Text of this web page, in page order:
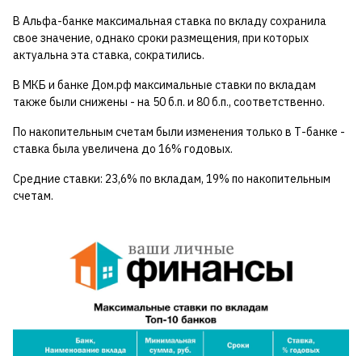
В Альфа-банке максимальная ставка по вкладу сохранила
свое значение, однако сроки размещения, при которых
актуальна эта ставка, сократились.
В МКБ и банке Дом.pф максимальные ставки по вкладам
также были снижены - на 50 б.п. и 80 б.п., соответственно.
По накопительным счетам были изменения только в Т-банке -
ставка была увеличена до 16% годовых.
Средние ставки: 23,6% по вкладам, 19% по накопительным
счетам.